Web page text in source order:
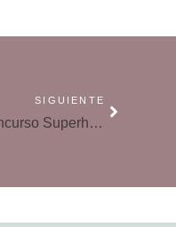
SIGUIENTE
Concurso Superhéroes de Hasbro